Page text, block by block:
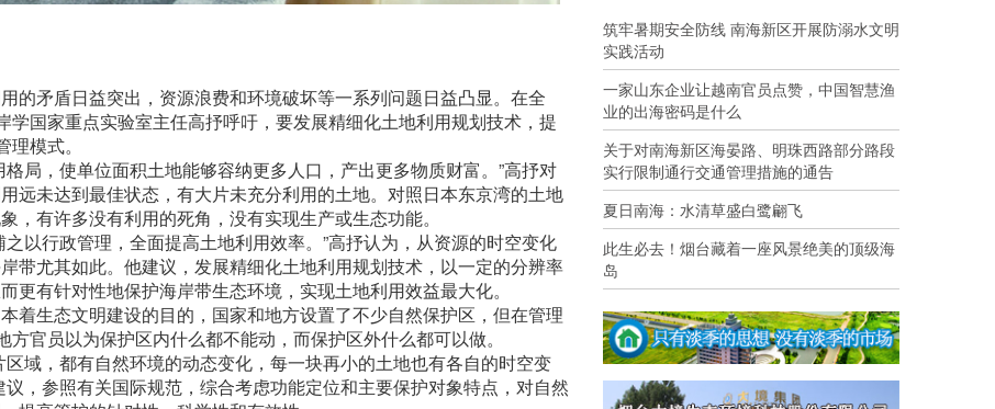
矛盾日益突出，资源浪费和环境破坏等一系列问题日益凸显。在全
学国家重点实验室主任高抒呼吁，要发展精细化土地利用规划技术，提
模式。
，使单位面积土地能够容纳更多人口，产出更多物质财富。”高抒对
远未达到最佳状态，有大片未充分利用的土地。对照日本东京湾的土地
有许多没有利用的死角，没有实现生产或生态功能。
行政管理，全面提高土地利用效率。”高抒认为，从资源的时空变化
带尤其如此。他建议，发展精细化土地利用规划技术，以一定的分辨率
有针对性地保护海岸带生态环境，实现土地利用效益最大化。
生态文明建设的目的，国家和地方设置了不少自然保护区，但在管理
方官员以为保护区内什么都不能动，而保护区外什么都可以做。
，都有自然环境的动态变化，每一块再小的土地也有各自的时空变
，参照有关国际规范，综合考虑功能定位和主要保护对象特点，对自然
筑牢暑期安全防线 南海新区开展防溺水文明
实践活动
一家山东企业让越南官员点赞，中国智慧渔
业的出海密码是什么
关于对南海新区海晏路、明珠西路部分路段
实行限制通行交通管理措施的通告
夏日南海：水清草盛白鹭翩飞
此生必去！烟台藏着一座风景绝美的顶级海
岛